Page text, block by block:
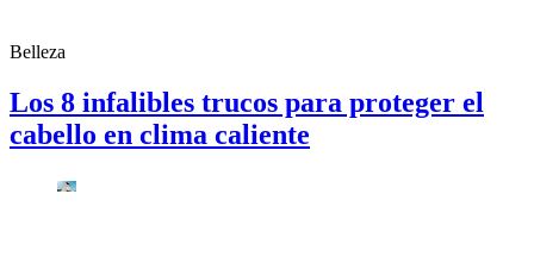
Belleza
Los 8 infalibles trucos para proteger el
cabello en clima caliente